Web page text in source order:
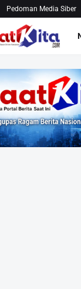
Pedoman Media Siber